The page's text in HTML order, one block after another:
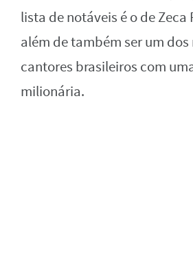
lista de notáveis é o de Zeca
além de também ser um
cantores brasileiros com
milionária.